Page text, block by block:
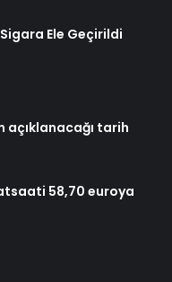
Ele Geçirildi
açıklanacağı tarih
58,70 euroya